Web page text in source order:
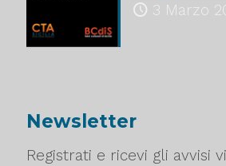
3 Marzo
Newsletter
Registrati e ricevi gli avvisi